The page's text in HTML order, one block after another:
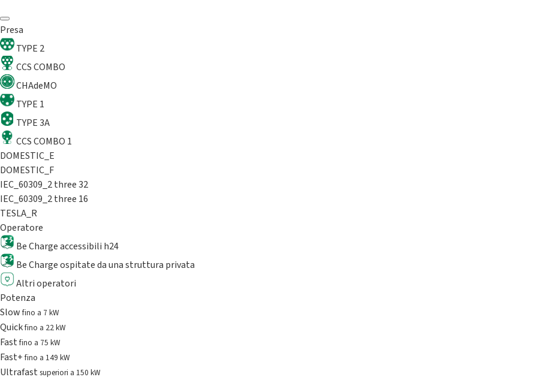
Presa
TYPE 2
CCS COMBO
CHAdeMO
TYPE 1
TYPE 3A
CCS COMBO 1
DOMESTIC_E
DOMESTIC_F
IEC_60309_2 three 32
IEC_60309_2 three 16
TESLA_R
Operatore
Be Charge accessibili h24
Be Charge ospitate da una struttura privata
Altri operatori
Potenza
Slowfino a 7 kW
Quickfino a 22 kW
Fastfino a 75 kW
Fast+fino a 149 kW
Ultrafast superiori a 150 kW